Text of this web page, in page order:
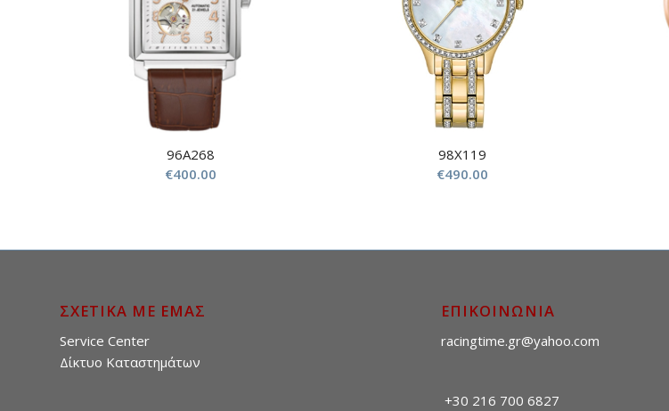
96A268
€400.00
98X119
€490.00
ΣΧΕΤΙΚΑ ΜΕ ΕΜΑΣ
Service Center
Δίκτυο Καταστημάτων
ΕΠΙΚΟΙΝΩΝΙΑ
racingtime.gr@yahoo.com
+30 216 700 6827